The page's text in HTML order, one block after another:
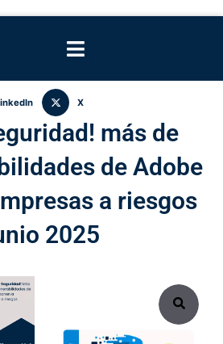
X
más de
de Adobe
a riesgos
2025
Search